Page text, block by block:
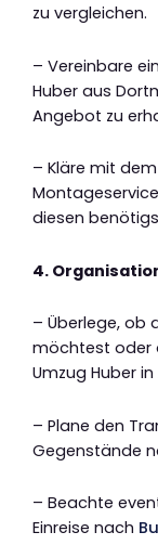
zu vergleichen.
– Vereinbare
Huber aus
Angebot zu
– Kläre mit
diesen
4.
– Überlege, ob
möchtest oder
Umzug Huber
– Plane den
Gegenstände
– Beachte
Einreise nach